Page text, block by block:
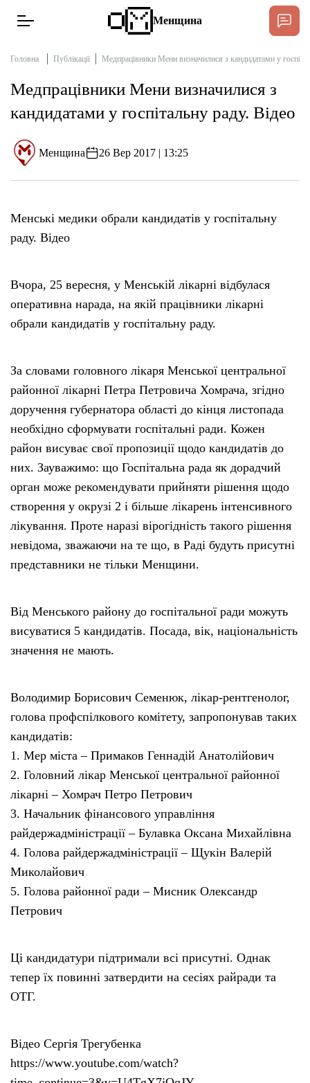
Новини
Інтерв’ю
Публікації
Бюджет
Контакти
Рекламні прайси
Підтримати «місцевих»
Редакційна політика
Етичний кодекс
Менщина
Головна Публікації Медпрацівники Мени визначилися з кандидатами у
Медпрацівники Мени визначилися з
кандидатами у госпітальну раду. Відео
Менщина 26 Вер 2017 | 13:25
Менські медики обрали кандидатів у госпітальну
раду. Відео
Вчора, 25 вересня, у Менській лікарні відбулася
оперативна нарада, на якій працівники лікарні
обрали кандидатів у госпітальну раду.
За словами головного лікаря Менської центральної
районної лікарні Петра Петровича Хомрача, згідно
доручення губернатора області до кінця листопада
необхідно сформувати госпітальні ради. Кожен
район висуває свої пропозиції щодо кандидатів до
них. Зауважимо: що Госпітальна рада як дорадчий
орган може рекомендувати прийняти рішення щодо
створення у окрузі 2 і більше лікарень інтенсивного
лікування. Проте наразі вірогідність такого рішення
невідома, зважаючи на те що, в Раді будуть присутні
представники не тільки Менщини.
Від Менського району до госпітальної ради можуть
висуватися 5 кандидатів. Посада, вік, національність
значення не мають.
Володимир Борисович Семенюк, лікар-рентгенолог,
голова профспілкового комітету, запропонував таких
кандидатів:
1. Мер міста – Примаков Геннадій Анатолійович
2. Головний лікар Менської центральної районної
лікарні – Хомрач Петро Петрович
3. Начальник фінансового управління
райдержадміністрації – Булавка Оксана Михайлівна
4. Голова райдержадміністрації – Щукін Валерій
Миколайович
5. Голова районної ради – Мисник Олександр
Петрович
Ці кандидатури підтримали всі присутні. Однак
тепер їх повинні затвердити на сесіях райради та
ОТГ.
Відео Сергія Трегубенка
https://www.youtube.com/watch?